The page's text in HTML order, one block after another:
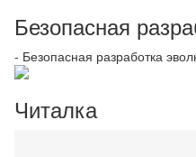
Безопасная
- Безопасная разработка
Читалка